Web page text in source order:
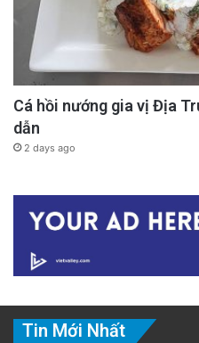
Cá hồi nướng gia vị Địa
dẫn
2 days ago
Tin Mới Nhất